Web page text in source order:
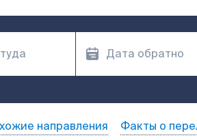
направления Факты о